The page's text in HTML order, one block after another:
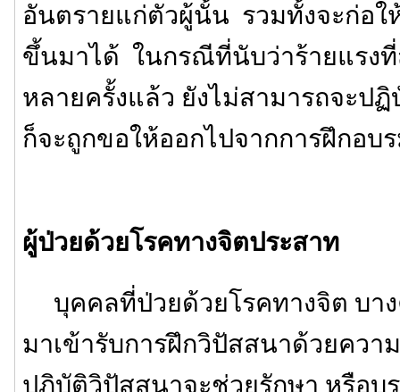
อันตรายแก่ตัวผู้นั้น รวมทั้งจะก่อใ
ขึ้นมาได้ ในกรณีที่นับว่าร้ายแรงที่
หลายครั้งแล้ว ยังไม่สามารถจะป
ก็จะถูกขอให้ออกไปจากการฝึกอบ
ผู้ป่วยด้วยโรคทางจิตประสาท
บุคคลที่ป่วยด้วยโรคทางจิต บาง
มาเข้ารับการฝึกวิปัสสนาด้วยควา
ปฏิบัติวิปัสสนาจะช่วยรักษา หรือบ